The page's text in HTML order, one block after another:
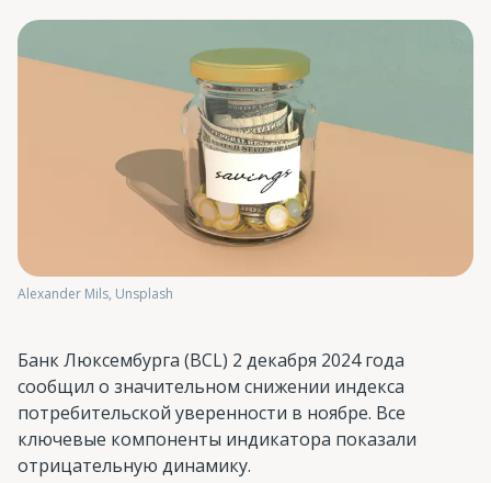
Alexander Mils, Unsplash
Банк Люксембурга (BCL) 2 декабря 2024 года
сообщил о значительном снижении индекса
потребительской уверенности в ноябре. Все
ключевые компоненты индикатора показали
отрицательную динамику.